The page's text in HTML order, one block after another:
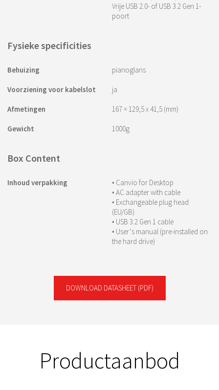
Vrije USB 2.0- of USB 3.2 Gen 1-
poort
Fysieke specificities
Behuizing pianoglans
Voorziening voor kabelslot ja
Afmetingen 167 × 129,5 x 41,5 (mm)
Gewicht 1000g
Box Content
Inhoud verpakking
• Canvio for Desktop
• AC adapter with cable
• Exchangeable plug head
(EU/GB)
• USB 3.2 Gen 1 cable
• User‘s manual (pre-installed on
the hard drive)
DOWNLOAD DATASHEET (PDF)
Productaanbod